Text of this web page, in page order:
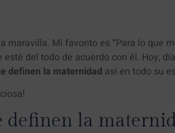
maravilla. Mi favorito es “Para lo que
esté del todo de acuerdo con él. Hoy,
definen la maternidad así en todo su
definen la